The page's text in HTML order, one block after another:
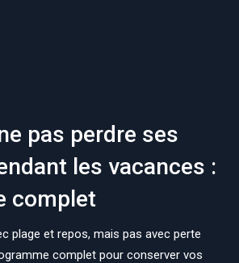
pas perdre ses
les vacances :
complet
plage et repos, mais pas avec perte
complet pour conserver vos